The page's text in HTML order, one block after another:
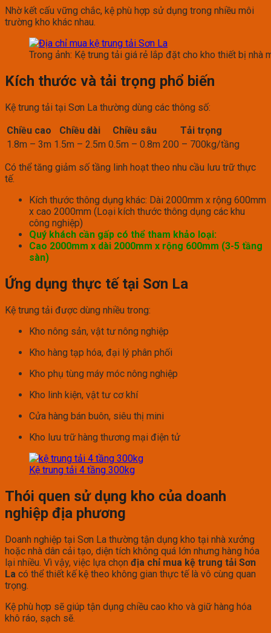
Nhờ kết cấu vững chắc, kệ phù hợp sử dụng trong nhiều môi
trường kho khác nhau.
Trong ảnh: Kệ trung tải giá rẻ lắp đặt cho kho thiết bị nhà
Kích thước và tải trọng phổ biến
Kệ trung tải tại Sơn La thường dùng các thông số:
Chiều cao
Chiều dài Chiều sâu
Tải trọng
1.8m – 3m 1.5m – 2.5m 0.5m – 0.8m 200 – 700kg/tầng
Có thể tăng giảm số tầng linh hoạt theo nhu cầu lưu trữ thực
tế.
Kích thước thông dụng khác: Dài 2000mm x rộng 600mm
x cao 2000mm (Loại kích thước thông dụng các khu
công nghiệp)
Quý khách cần gấp có thể tham khảo loại:
Cao 2000mm x dài 2000mm x rộng 600mm (3-5 tầng
sàn)
Ứng dụng thực tế tại Sơn La
Kệ trung tải được dùng nhiều trong:
Kho nông sản, vật tư nông nghiệp
Kho hàng tạp hóa, đại lý phân phối
Kho phụ tùng máy móc nông nghiệp
Kho linh kiện, vật tư cơ khí
Cửa hàng bán buôn, siêu thị mini
Kho lưu trữ hàng thương mại điện tử
Kệ trung tải 4 tầng 300kg
Thói quen sử dụng kho của doanh
nghiệp địa phương
Doanh nghiệp tại Sơn La thường tận dụng kho tại nhà xưởng
hoặc nhà dân cải tạo, diện tích không quá lớn nhưng hàng hóa
lại nhiều. Vì vậy, việc lựa chọn địa chỉ mua kệ trung tải Sơn
La có thể thiết kế kệ theo không gian thực tế là vô cùng quan
trọng.
Kệ phù hợp sẽ giúp tận dụng chiều cao kho và giữ hàng hóa
khô ráo, sạch sẽ.